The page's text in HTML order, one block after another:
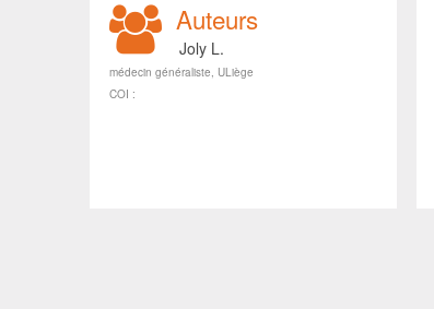
Auteurs
Joly L.
médecin généraliste, ULiège
COI :